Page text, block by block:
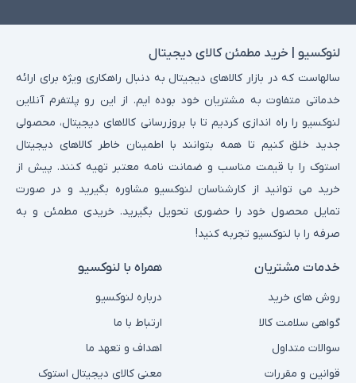
لنوکسیو | خرید مطمئن کالای دیجیتال
سالهاست که در بازار کالاهای دیجیتال به دنبال راهکاری ویژه برای ارائه
خدماتی متفاوت به مشتریان خود بوده ایم. از این رو پلتفرم آنلاین
لنوکسیو را راه اندازی کردیم تا با بروزرسانی کالاهای دیجیتال، محصولی
جدید خلق کنیم تا همه بتوانند با اطمینان خاطر کالاهای دیجیتال
استوک را با قیمت مناسب و ضمانت نامه معتبر تهیه کنند. پیش از
خرید می توانید از کارشناسان لنوکسیو مشاوره بگیرید و در صورت
تمایل محصول خود را حضوری تحویل بگیرید. خریدی مطمئن و به
صرفه را با لنوکسیو تجربه کنید!
خدمات مشتریان
روش های خرید
گواهی سلامت کالا
سوالات متداول
قوانین و مقررات
همراه با لنوکسیو
درباره لنوکسیو
ارتباط با ما
اهداف و تعهد ما
معنی کالای دیجیتال استوک